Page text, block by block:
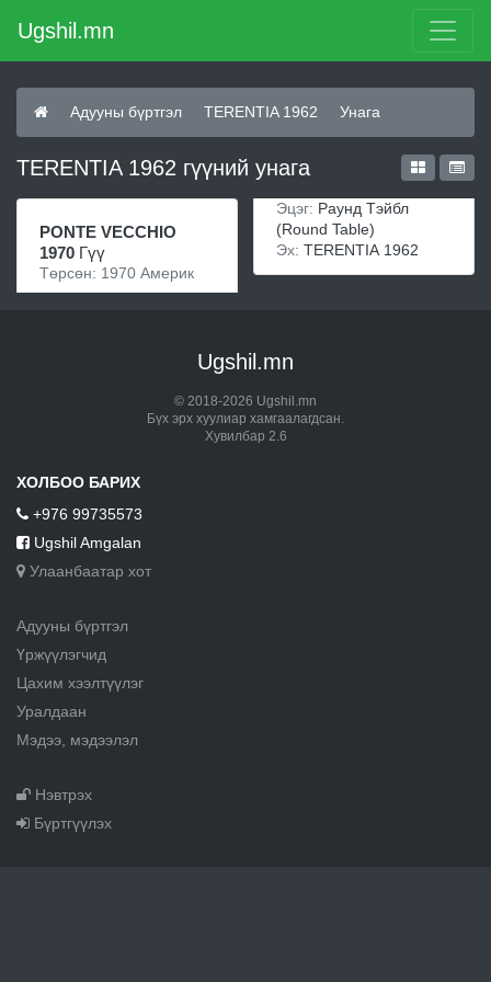
Ugshil.mn
Адууны бүртгэл TERENTIA 1962 Унага
TERENTIA 1962 гүүний унага
PONTE VECCHIO
1970 Гүү
Төрсөн: 1970 Америк
Эцэг: Раунд Тэйбл
(Round Table)
Эх: TERENTIA 1962
Ugshil.mn
© 2018-2026 Ugshil.mn
Бүх эрх хуулиар хамгаалагдсан.
Хувилбар 2.6
ХОЛБОО БАРИХ
+976 99735573
Ugshil Amgalan
Улаанбаатар хот
Адууны бүртгэл
Үржүүлэгчид
Цахим хээлтүүлэг
Уралдаан
Мэдээ, мэдээлэл
Нэвтрэх
Бүртгүүлэх